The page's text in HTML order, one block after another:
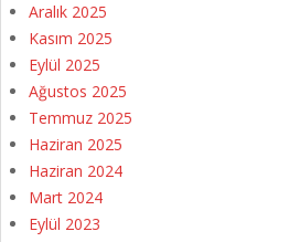
Aralık 2025
Kasım 2025
Eylül 2025
Ağustos 2025
Temmuz 2025
Haziran 2025
Haziran 2024
Mart 2024
Eylül 2023